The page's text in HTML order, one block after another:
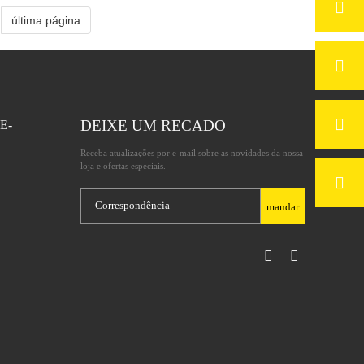
última página
DEIXE UM RECADO
Receba atualizações por e-mail sobre as novidades da nossa
loja e ofertas especiais.
mandar